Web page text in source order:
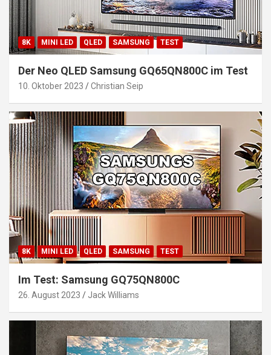
8K MINI LED QLED SAMSUNG TEST
Der Neo QLED Samsung GQ65QN800C im Test
10. Oktober 2023 Christian Seip
8K MINI LED QLED SAMSUNG TEST
Im Test: Samsung GQ75QN800C
26. August 2023 Jack Williams